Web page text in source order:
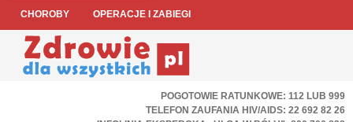
CHOROBY OPERACJE I ZABIEGI
POGOTOWIE RATUNKOWE: 112 LUB 999
TELEFON ZAUFANIA HIV/AIDS: 22 692 82 26